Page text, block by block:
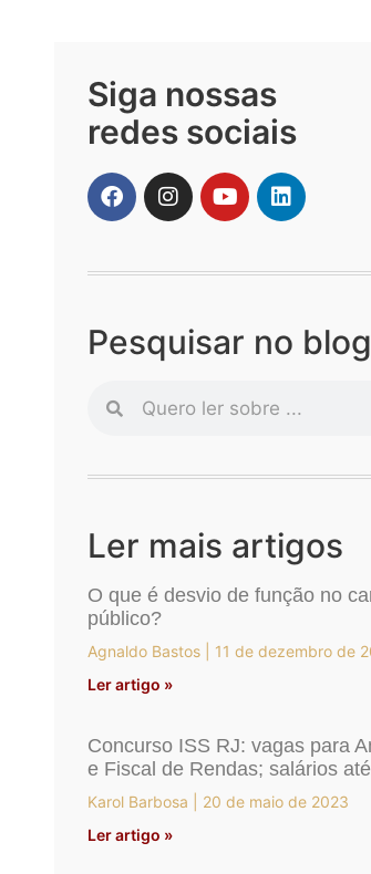
Siga nossas
redes sociais
Pesquisar no blog
Ler mais artigos
O que é desvio de função no
público?
Agnaldo Bastos
11 de dezembro de
Ler artigo »
Concurso ISS RJ: vagas para
e Fiscal de Rendas; salários
Karol Barbosa
20 de maio de 2023
Ler artigo »